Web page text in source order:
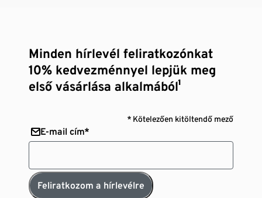
Minden hírlevél feliratkozónkat
10% kedvezménnyel lepjük meg
első vásárlása alkalmából¹
* Kötelezően kitöltendő mező
E-mail cím*
Feliratkozom a hírlevélre